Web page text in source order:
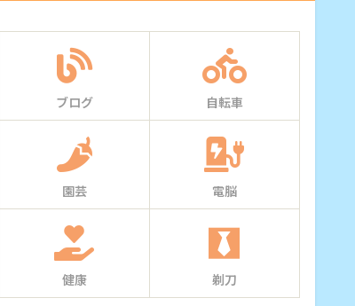
ブログ 自転車
園芸 電脳
健康 剃刀